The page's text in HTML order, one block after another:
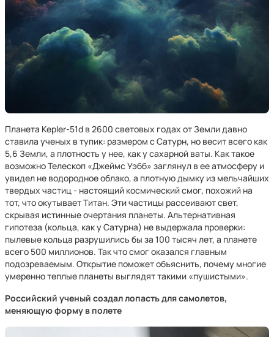
Планета Kepler-51d в 2600 световых годах от Земли давно
ставила ученых в тупик: размером с Сатурн, но весит всего как
5,6 Земли, а плотность у нее, как у сахарной ваты. Как такое
возможно Телескоп «Джеймс Уэбб» заглянул в ее атмосферу и
увидел не водородное облако, а плотную дымку из мельчайших
твердых частиц - настоящий космический смог, похожий на
тот, что окутывает Титан. Эти частицы рассеивают свет,
скрывая истинные очертания планеты. Альтернативная
гипотеза (кольца, как у Сатурна) не выдержала проверки:
пылевые кольца разрушились бы за 100 тысяч лет, а планете
всего 500 миллионов. Так что смог оказался главным
подозреваемым. Открытие поможет объяснить, почему многие
умеренно теплые планеты выглядят такими «пушистыми».
Российский ученый создал лопасть для самолетов,
меняющую форму в полете